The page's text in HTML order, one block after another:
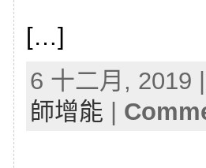
[…]
6 十二月, 2019
師增能